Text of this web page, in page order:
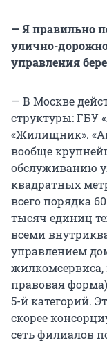
— Я правильно
улично-
управления
— В Москве
структуры: ГБУ
«Жилищник».
вообще
обслуживанию
квадратных
всего порядка
тысяч единиц
всеми
управлением
жилкомсервиса,
правовая
5-й категорий.
скорее
сеть филиалов